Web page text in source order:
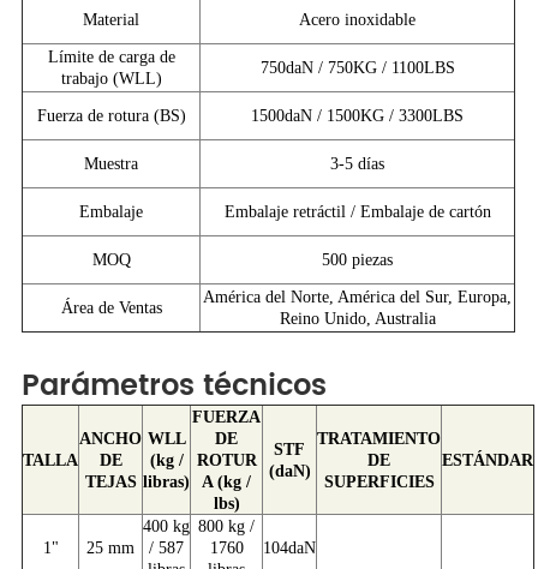
Material Acero inoxidable
Límite de carga de
trabajo (WLL)
750daN / 750KG / 1100LBS
Fuerza de rotura (BS) 1500daN / 1500KG / 3300LBS
Muestra 3-5 días
Embalaje Embalaje retráctil / Embalaje de cartón
MOQ 500 piezas
Área de Ventas
América del Norte, América del Sur, Europa,
Reino Unido, Australia
Parámetros técnicos
TALLA
ANCHO
DE
TEJAS
WLL
(kg /
libras)
FUERZA
DE
ROTUR
A (kg /
lbs)
STF
(daN)
TRATAMIENTO
DE
SUPERFICIES
ESTÁNDAR
1" 25 mm
400 kg
/ 587
800 kg /
1760
104daN